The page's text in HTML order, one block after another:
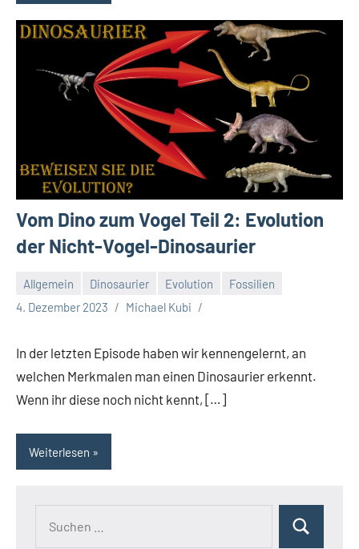
Vom Dino zum Vogel Teil 2: Evolution
der Nicht-Vogel-Dinosaurier
Allgemein Dinosaurier Evolution
Fossilien
4. Dezember 2023
Michael Kubi
In der letzten Episode haben wir kennengelernt, an
welchen Merkmalen man einen Dinosaurier erkennt.
Wenn ihr diese noch nicht kennt, […]
Weiterlesen
Suchen